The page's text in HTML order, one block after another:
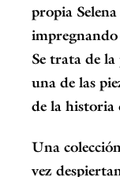
propia
impregnando
Se trata de la
una de las
de la historia
Una
vez